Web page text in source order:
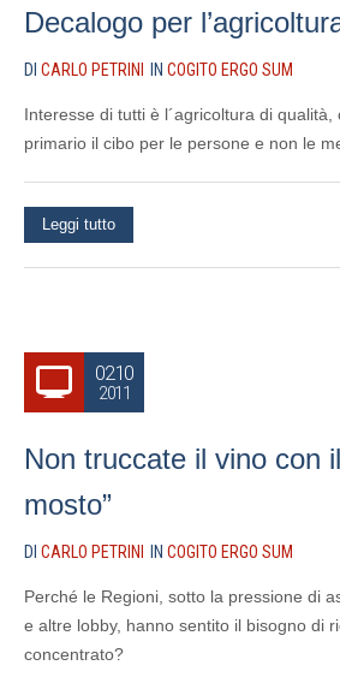
Decalogo per
DI CARLO PETRINI IN COGITO ERGO SUM
Interesse di tutti è l´agricoltura di
primario il cibo per le persone e non le
Leggi tutto
02.10
2011
Non truccate il vino con
mosto”
DI CARLO PETRINI IN COGITO ERGO SUM
Perché le Regioni, sotto la pressione di
e altre lobby, hanno sentito il bisogno di
concentrato?